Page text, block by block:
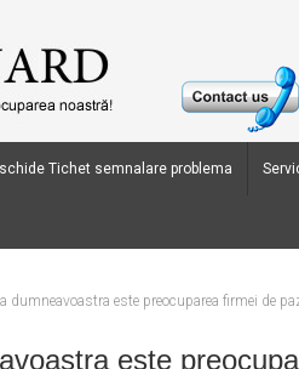
Tichet semnalare problema
dumneavoastra este preocuparea firmei de
este